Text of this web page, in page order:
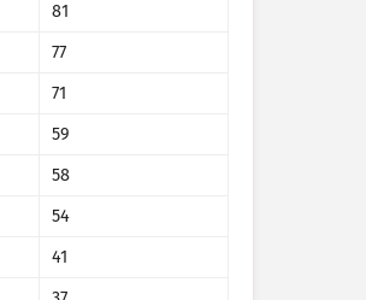
81
77
71
59
58
54
41